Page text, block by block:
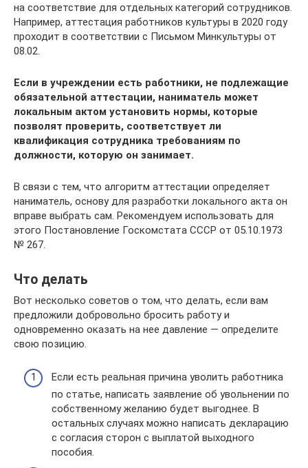
на соответствие для отдельных категорий сотрудников.
Например, аттестация работников культуры в 2020 году
проходит в соответствии с Письмом Минкультуры от
08.02.
Если в учреждении есть работники, не подлежащие
обязательной аттестации, наниматель может
локальным актом установить нормы, которые
позволят проверить, соответствует ли
квалификация сотрудника требованиям по
должности, которую он занимает.
В связи с тем, что алгоритм аттестации определяет
наниматель, основу для разработки локального акта он
вправе выбрать сам. Рекомендуем использовать для
этого Постановление Госкомстата СССР от 05.10.1973
№ 267.
Что делать
Вот несколько советов о том, что делать, если вам
предложили добровольно бросить работу и
одновременно оказать на нее давление — определите
свою позицию.
Если есть реальная причина уволить работника
по статье, написать заявление об увольнении по
собственному желанию будет выгоднее. В
остальных случаях можно написать декларацию
с согласия сторон с выплатой выходного
пособия.